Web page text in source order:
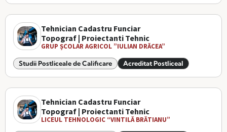
Tehnician Cadastru Funciar
Topograf | Proiectanti Tehnic
GRUP ȘCOLAR AGRICOL ”IULIAN DRĂCEA”
Studii Postliceale de Calificare Acreditat Postliceal
Tehnician Cadastru Funciar
Topograf | Proiectanti Tehnic
LICEUL TEHNOLOGIC “VINTILĂ BRĂTIANU”